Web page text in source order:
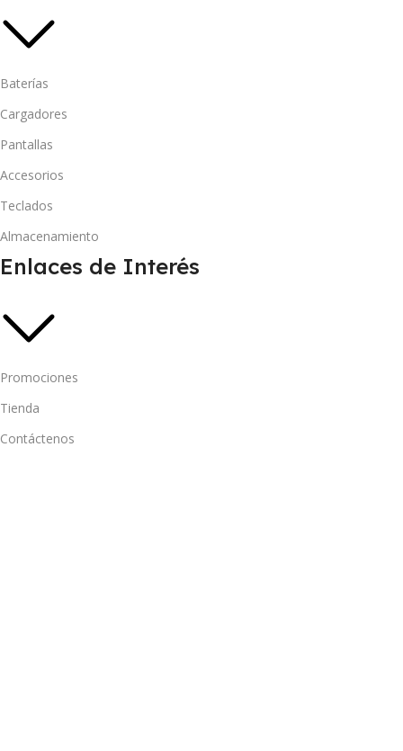
Baterías
Cargadores
Pantallas
Accesorios
Teclados
Almacenamiento
Enlaces de Interés
Promociones
Tienda
Contáctenos